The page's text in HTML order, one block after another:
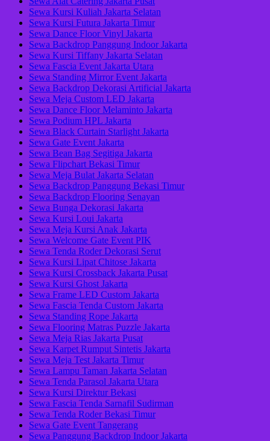
Sewa Kursi Kuliah Jakarta Selatan
Sewa Kursi Futura Jakarta Timur
Sewa Dance Floor Vinyl Jakarta
Sewa Backdrop Panggung Indoor Jakarta
Sewa Kursi Tiffany Jakarta Selatan
Sewa Fascia Event Jakarta Utara
Sewa Standing Mirror Event Jakarta
Sewa Backdrop Dekorasi Artificial Jakarta
Sewa Meja Custom LED Jakarta
Sewa Dance Floor Melaminto Jakarta
Sewa Podium HPL Jakarta
Sewa Black Curtain Starlight Jakarta
Sewa Gate Event Jakarta
Sewa Bean Bag Segitiga Jakarta
Sewa Flipchart Bekasi Timur
Sewa Meja Bulat Jakarta Selatan
Sewa Backdrop Panggung Bekasi Timur
Sewa Backdrop Flooring Senayan
Sewa Bunga Dekorasi Jakarta
Sewa Kursi Loui Jakarta
Sewa Meja Kursi Anak Jakarta
Sewa Welcome Gate Event PIK
Sewa Tenda Roder Dekorasi Serut
Sewa Kursi Lipat Chitose Jakarta
Sewa Kursi Crossback Jakarta Pusat
Sewa Kursi Ghost Jakarta
Sewa Frame LED Custom Jakarta
Sewa Fascia Tenda Custom Jakarta
Sewa Standing Rope Jakarta
Sewa Flooring Matras Puzzle Jakarta
Sewa Meja Rias Jakarta Pusat
Sewa Karpet Rumput Sintetis Jakarta
Sewa Meja Test Jakarta Timur
Sewa Lampu Taman Jakarta Selatan
Sewa Tenda Parasol Jakarta Utara
Sewa Kursi Direktur Bekasi
Sewa Fascia Tenda Sarnafil Sudirman
Sewa Tenda Roder Bekasi Timur
Sewa Gate Event Tangerang
Sewa Panggung Backdrop Indoor Jakarta